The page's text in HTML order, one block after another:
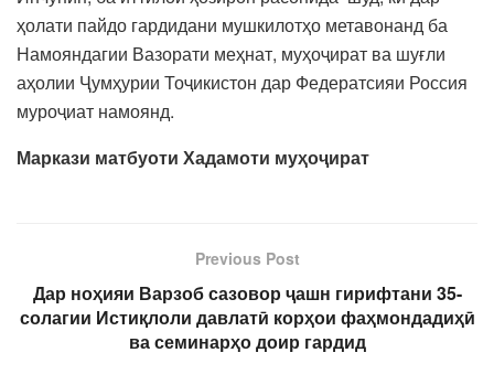
ҳолати пайдо гардидани мушкилотҳо метавонанд ба
Намояндагии Вазорати меҳнат, муҳоҷират ва шуғли
аҳолии Ҷумҳурии Тоҷикистон дар Федератсияи Россия
муроҷиат намоянд.
Маркази матбуоти Хадамоти муҳоҷират
Previous Post
Дар ноҳияи Варзоб сазовор ҷашн гирифтани 35-
солагии Истиқлоли давлатӣ корҳои фаҳмондадиҳӣ
ва семинарҳо доир гардид